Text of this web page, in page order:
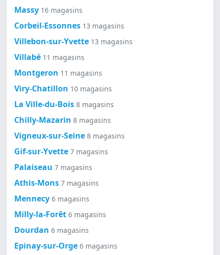
Massy 16 magasins
Corbeil-Essonnes 13 magasins
Villebon-sur-Yvette 13 magasins
Villabé 11 magasins
Montgeron 11 magasins
Viry-Chatillon 10 magasins
La Ville-du-Bois 8 magasins
Chilly-Mazarin 8 magasins
Vigneux-sur-Seine 8 magasins
Gif-sur-Yvette 7 magasins
Palaiseau 7 magasins
Athis-Mons 7 magasins
Mennecy 6 magasins
Milly-la-Forêt 6 magasins
Dourdan 6 magasins
Epinay-sur-Orge 6 magasins